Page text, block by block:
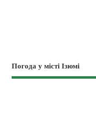
Погода у місті Ізюмі